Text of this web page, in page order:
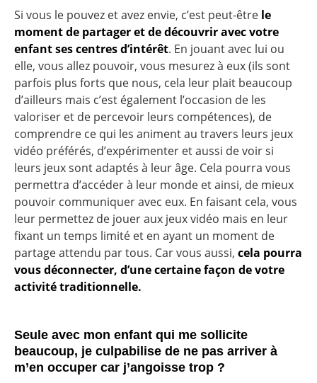
Si vous le pouvez et avez envie, c’est peut-être le
moment de partager et de découvrir avec votre
enfant ses centres d’intérêt. En jouant avec lui ou
elle, vous allez pouvoir, vous mesurez à eux (ils sont
parfois plus forts que nous, cela leur plait beaucoup
d’ailleurs mais c’est également l’occasion de les
valoriser et de percevoir leurs compétences), de
comprendre ce qui les animent au travers leurs jeux
vidéo préférés, d’expérimenter et aussi de voir si
leurs jeux sont adaptés à leur âge. Cela pourra vous
permettra d’accéder à leur monde et ainsi, de mieux
pouvoir communiquer avec eux. En faisant cela, vous
leur permettez de jouer aux jeux vidéo mais en leur
fixant un temps limité et en ayant un moment de
partage attendu par tous. Car vous aussi, cela pourra
vous déconnecter, d’une certaine façon de votre
activité traditionnelle.
Seule avec mon enfant qui me sollicite
beaucoup, je culpabilise de ne pas arriver à
m’en occuper car j’angoisse trop ?